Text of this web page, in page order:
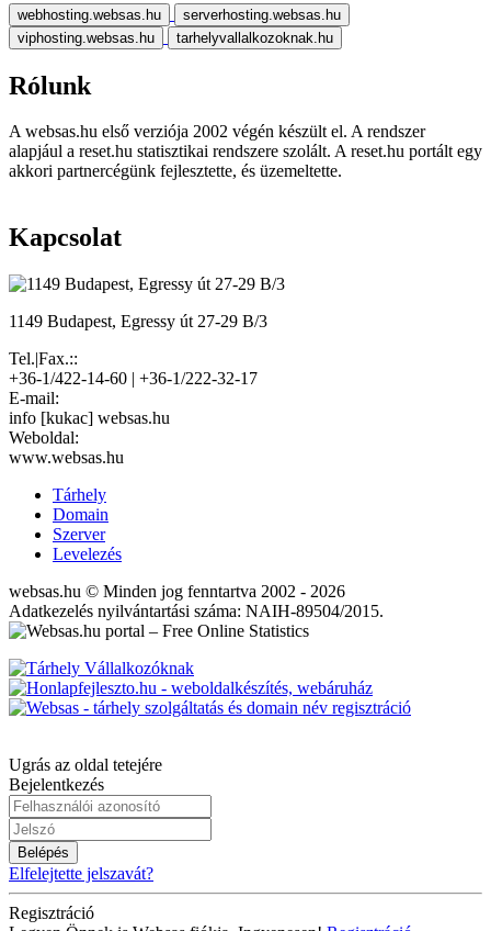
webhosting.websas.hu
serverhosting.websas.hu
viphosting.websas.hu
tarhelyvallalkozoknak.hu
Rólunk
A websas.hu első verziója 2002 végén készült el. A rendszer
alapjául a reset.hu statisztikai rendszere szolált. A reset.hu portált egy
akkori partnercégünk fejlesztette, és üzemeltette.
Kapcsolat
1149 Budapest, Egressy út 27-29 B/3
Tel.|Fax.::
+36-1/422-14-60 | +36-1/222-32-17
E-mail:
info [kukac] websas.hu
Weboldal:
www.websas.hu
Tárhely
Domain
Szerver
Levelezés
websas.hu © Minden jog fenntartva 2002 - 2026
Adatkezelés nyilvántartási száma: NAIH-89504/2015.
Ugrás az oldal tetejére
Bejelentkezés
Belépés
Elfelejtette jelszavát?
Regisztráció